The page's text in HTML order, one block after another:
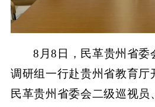
8月8日，民革贵州省委
调研组一行赴贵州省教育厅
民革贵州省委会二级巡视